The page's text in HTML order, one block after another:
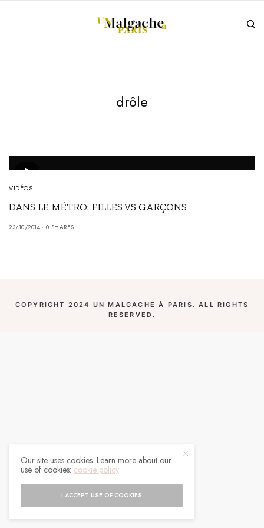
drôle
VIDÉOS
DANS LE MÉTRO: FILLES VS GARÇONS
23/10/2014 0 SHARES
COPYRIGHT 2024 UN MALGACHE À PARIS. ALL RIGHTS
RESERVED.
Our site uses cookies. Learn more about our
use of cookies: cookie policy
I ACCEPT USE OF COOKIES